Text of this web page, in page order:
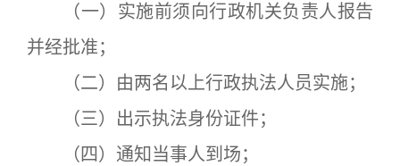
（一）实施前须向行政机关负责人报告
并经批准；
（二）由两名以上行政执法人员实施；
（三）出示执法身份证件；
（四）通知当事人到场；